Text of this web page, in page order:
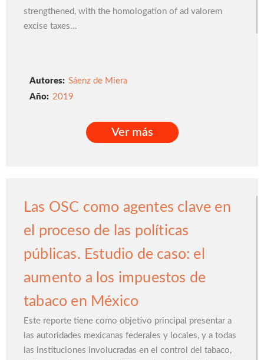
strengthened, with the homologation of ad valorem
excise taxes...
Autores: Sáenz de Miera
2019
Ver más
Las OSC como agentes clave en
el proceso de las políticas
públicas. Estudio de caso: el
aumento a los impuestos de
tabaco en México
Este reporte tiene como objetivo principal presentar a
las autoridades mexicanas federales y locales, y a todas
las instituciones involucradas en el control del tabaco,